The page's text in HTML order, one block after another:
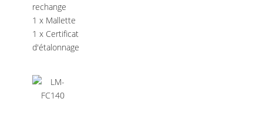
rechange
1 x Mallette
1 x Certificat
d'étalonnage